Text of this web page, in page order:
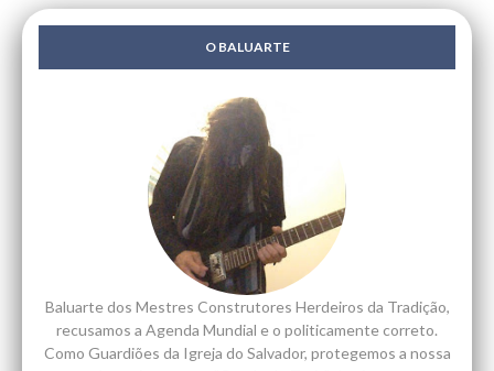
O BALUARTE
Baluarte dos Mestres Construtores Herdeiros da Tradição,
recusamos a Agenda Mundial e o politicamente correto.
Como Guardiões da Igreja do Salvador, protegemos a nossa